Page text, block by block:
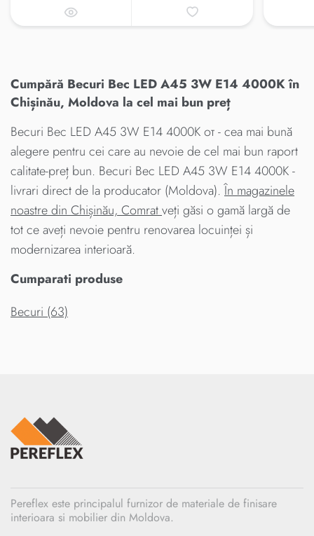
Cumpără Becuri Bec LED A45 3W E14 4000K în
Chișinău, Moldova la cel mai bun preț
Becuri Bec LED A45 3W E14 4000K от - cea mai bună
alegere pentru cei care au nevoie de cel mai bun raport
calitate-preț bun. Becuri Bec LED A45 3W E14 4000K -
livrari direct de la producator (Moldova).În magazinele
noastre din Chișinău, Comratveți găsi o gamă largă de
tot ce aveți nevoie pentru renovarea locuinței și
modernizarea interioară.
Cumparati produse
Becuri (63)
Pereflex este principalul furnizor de materiale de finisare
interioara si mobilier din Moldova.